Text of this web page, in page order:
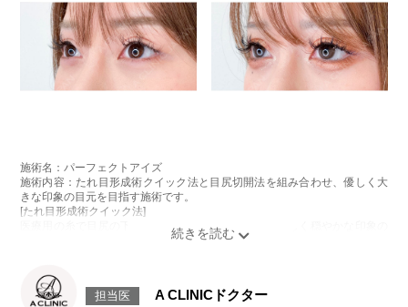
施術名：パーフェクトアイズ
施術内容：たれ目形成術クイック法と目尻切開法を組み合わせ、優しく大
きな印象の目元を目指す施術です。
[たれ目形成術クイック法]
医療用の糸で目尻の下側を軽く引き下げることで、優しく穏やかな印象の
なり、目の横幅を大きく見せる施術です。
施術時間：約30分程
担当医 A CLINICドクター